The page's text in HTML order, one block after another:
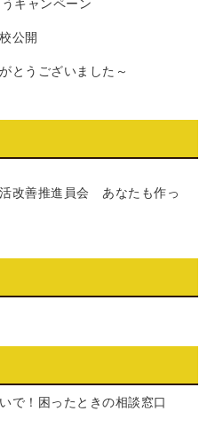
キャンペーン
公開
とうございました～
改善推進員会 あなたも作っ
で！困ったときの相談窓口